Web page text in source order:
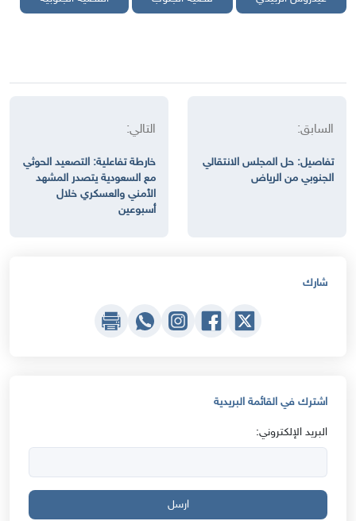
السابق:
تفاصيل: حل المجلس الانتقالي
الجنوبي من الرياض
التالي:
خارطة تفاعلية: التصعيد الحوثي
مع السعودية يتصدر المشهد
الأمني والعسكري خلال
أسبوعين
شارك
اشترك في القائمة البريدية
البريد الإلكتروني:
ارسل